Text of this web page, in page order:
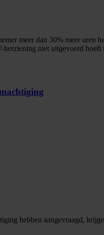
meer dan 30% meer uren
niet uitgevoerd hoeft
hebben aangevraagd,